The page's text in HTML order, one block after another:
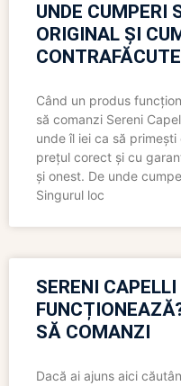
UNDE CUMPERI
ORIGINAL ȘI
CONTRAFĂCUTE
Când un produs
să comanzi Sereni
unde îl iei ca să
prețul corect și cu
și onest. De unde
Singurul loc
SERENI
SĂ COMANZI
Dacă ai ajuns aici